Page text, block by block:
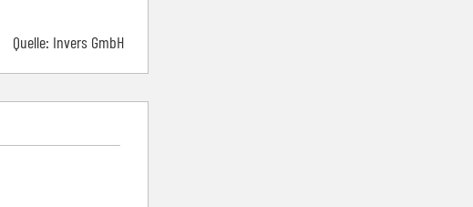
Quelle: Invers GmbH